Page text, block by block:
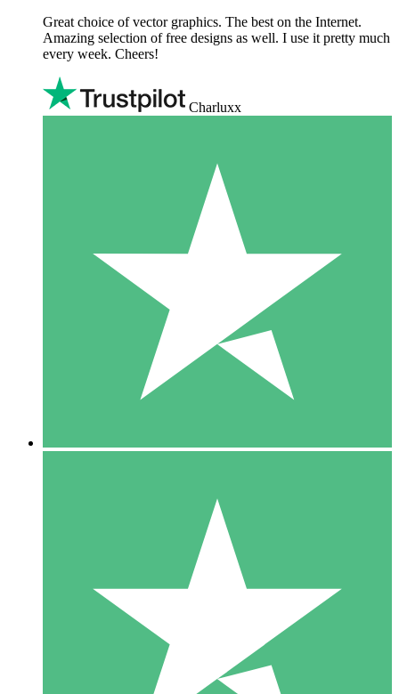
Great choice of vector graphics. The best on the Internet.
Amazing selection of free designs as well. I use it pretty much
every week. Cheers!
Charluxx